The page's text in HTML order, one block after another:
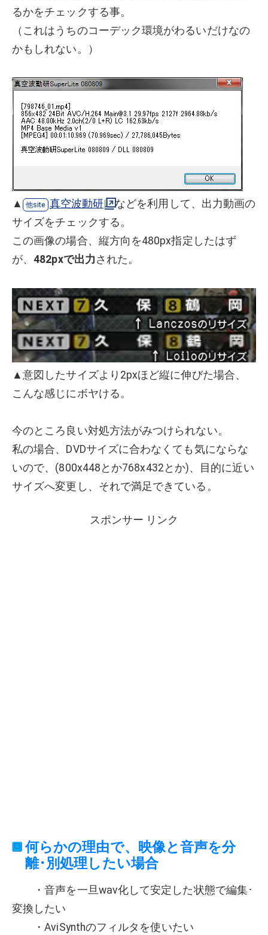
るかをチェックする事。
（これはうちのコーデック環境がわるいだけなの
かもしれない。）
▲ 真空波動研
などを利用して、出力動画の
サイズをチェックする。
この画像の場合、縦方向を480px指定したはず
が、482pxで出力 された。
▲意図したサイズより2pxほど縦に伸びた場合、
こんな感じにボヤける。
今のところ良い対処方法がみつけられない。
私の場合、DVDサイズに合わなくても気にならな
いので、(800x448とか768x432とか)、目的に近い
サイズへ変更し、それで満足できている。
スポンサー リンク
何らかの理由で、映像と音声を分
離･別処理したい場合
・音声を一旦wav化して安定した状態で編集･
変換したい
・AviSynthのフィルタを使いたい